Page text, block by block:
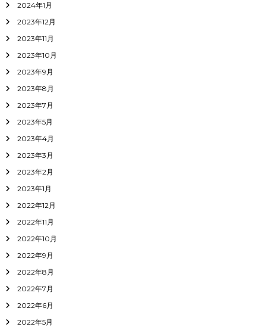
2024年1月
2023年12月
2023年11月
2023年10月
2023年9月
2023年8月
2023年7月
2023年5月
2023年4月
2023年3月
2023年2月
2023年1月
2022年12月
2022年11月
2022年10月
2022年9月
2022年8月
2022年7月
2022年6月
2022年5月